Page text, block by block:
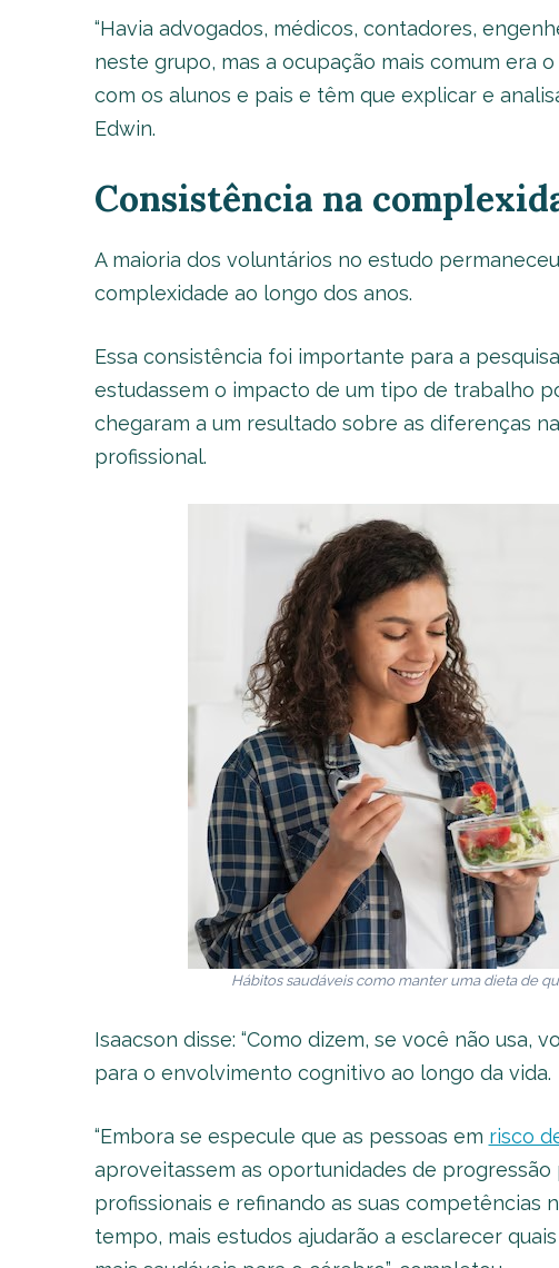
“Havia advogados, médicos, contadores,
neste grupo, mas a ocupação mais comum era
com os alunos e pais e têm que explicar e
Edwin.
Consistência na
A maioria dos voluntários no estudo
complexidade ao longo dos anos.
Essa consistência foi importante para a
estudassem o impacto de um tipo de trabalho
chegaram a um resultado sobre as diferenças
profissional.
Hábitos saudáveis como manter uma dieta de
Isaacson disse: “Como dizem, se você não usa,
para o envolvimento cognitivo ao longo da vida.
“Embora se especule que as pessoas em risco
aproveitassem as oportunidades de
profissionais e refinando as suas competências
tempo, mais estudos ajudarão a esclarecer